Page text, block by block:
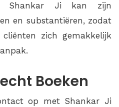
Shankar Ji kan zijn
en substantiëren, zodat
zich gemakkelijk
Boeken
op met Shankar Ji